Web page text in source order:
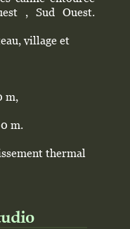
, Sud Ouest.
village et
m,
m.
thermal